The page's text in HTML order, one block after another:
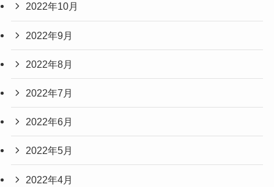
2022年10月
2022年9月
2022年8月
2022年7月
2022年6月
2022年5月
2022年4月